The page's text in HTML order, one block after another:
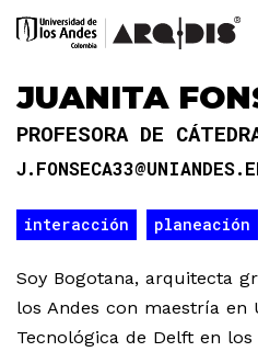
JUANITA
PROFESORA DE
interacción planeación
Soy Bogotana, arquitecta
los Andes con maestría en
Tecnológica de Delft en los